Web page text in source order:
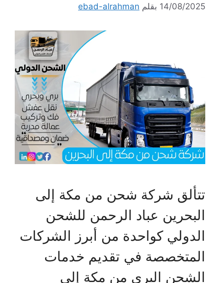
14/08/2025 بقلم ebad-alrahman
تتألق شركة شحن من مكة إلى
البحرين عباد الرحمن للشحن
الدولي كواحدة من أبرز الشركات
المتخصصة في تقديم خدمات
الشحن البري من مكة إلى